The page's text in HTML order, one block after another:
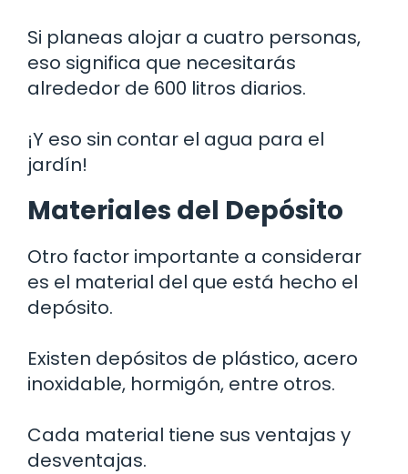
Si planeas alojar a cuatro personas,
eso significa que necesitarás
alrededor de 600 litros diarios.
¡Y eso sin contar el agua para el
jardín!
Materiales del Depósito
Otro factor importante a considerar
es el material del que está hecho el
depósito.
Existen depósitos de plástico, acero
inoxidable, hormigón, entre otros.
Cada material tiene sus ventajas y
desventajas.